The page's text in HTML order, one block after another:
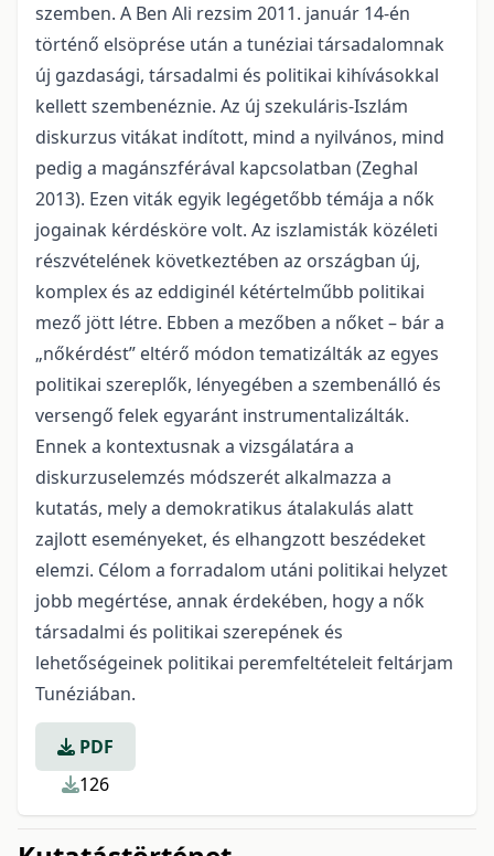
szemben. A Ben Ali rezsim 2011. január 14-én
történő elsöprése után a tunéziai társadalomnak
új gazdasági, társadalmi és politikai kihívásokkal
kellett szembenéznie. Az új szekuláris-Iszlám
diskurzus vitákat indított, mind a nyilvános, mind
pedig a magánszférával kapcsolatban (Zeghal
2013). Ezen viták egyik legégetőbb témája a nők
jogainak kérdésköre volt. Az iszlamisták közéleti
részvételének következtében az országban új,
komplex és az eddiginél kétértelműbb politikai
mező jött létre. Ebben a mezőben a nőket – bár a
„nőkérdést” eltérő módon tematizálták az egyes
politikai szereplők, lényegében a szembenálló és
versengő felek egyaránt instrumentalizálták.
Ennek a kontextusnak a vizsgálatára a
diskurzuselemzés módszerét alkalmazza a
kutatás, mely a demokratikus átalakulás alatt
zajlott eseményeket, és elhangzott beszédeket
elemzi. Célom a forradalom utáni politikai helyzet
jobb megértése, annak érdekében, hogy a nők
társadalmi és politikai szerepének és
lehetőségeinek politikai peremfeltételeit feltárjam
Tunéziában.
PDF
126